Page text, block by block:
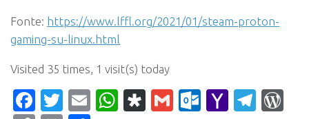
Fonte: https://www.lffl.org/2021/01/steam-proton-
gaming-su-linux.html
Visited 35 times, 1 visit(s) today
Facebook
Twitter
EmailWhatsApp
Diaspora
Gmail Yahoo